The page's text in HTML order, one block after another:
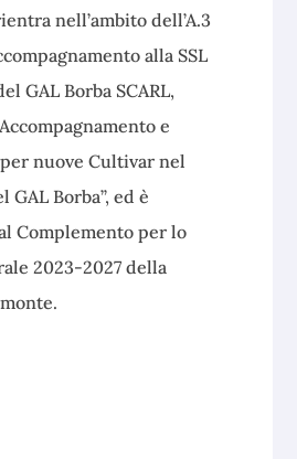
nell’ambito dell’A.3
alla SSL
GAL Borba SCARL,
e
nuove Cultivar nel
Borba”, ed è
Complemento per lo
2023-2027 della